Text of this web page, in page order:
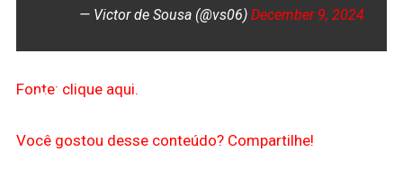
— Victor de Sousa (@vs06) December 9, 2024
Fonte: clique aqui.
Você gostou desse conteúdo? Compartilhe!